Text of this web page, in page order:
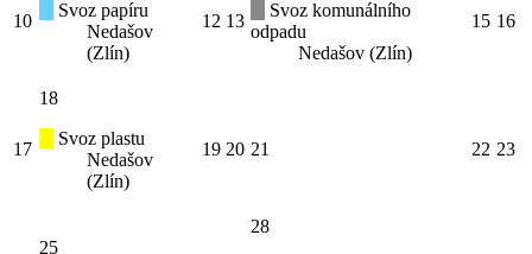
10
Svoz papíru
Nedašov
(Zlín)
12 13
Svoz komunálního
odpadu
Nedašov (Zlín)
15 16
17
18
Svoz plastu
Nedašov
(Zlín)
19 20 21 22 23
25
28